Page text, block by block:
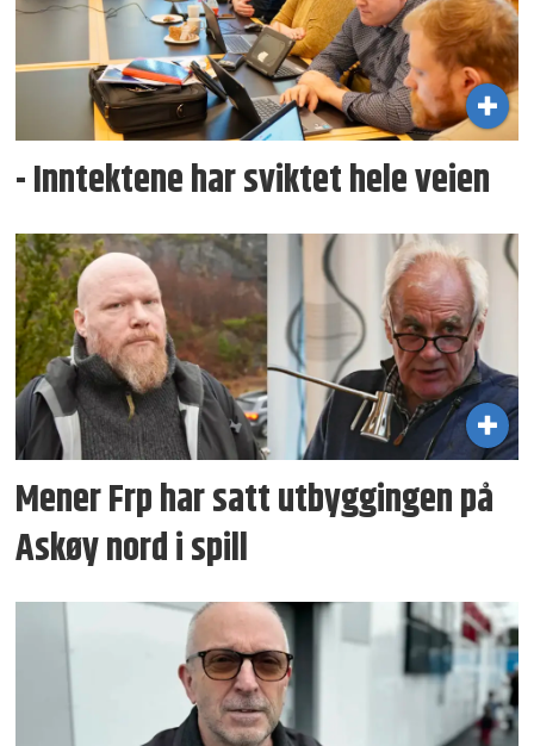
- Inntektene har sviktet hele veien
Mener Frp har satt utbyggingen på
Askøy nord i spill